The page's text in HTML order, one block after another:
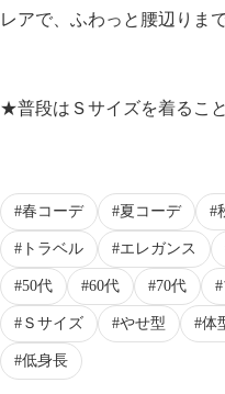
レアで、ふわっと腰辺りま
★普段はＳサイズを着るこ
春コーデ 夏コーデ
トラベル エレガンス
50代 60代 70代
Ｓサイズ やせ型 体
低身長